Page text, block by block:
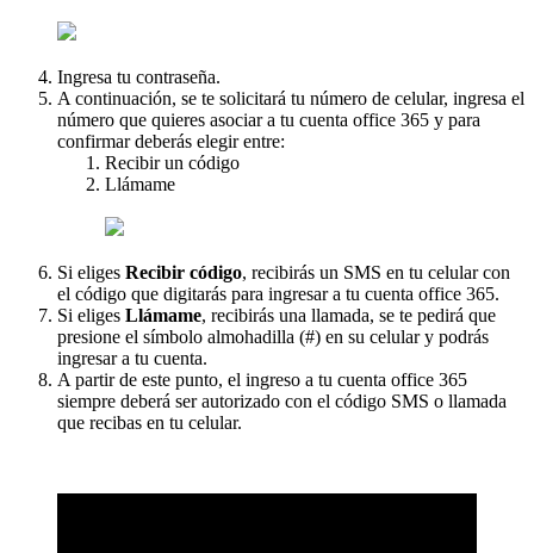
Ingresa tu contraseña.
A continuación, se te solicitará tu número de celular, ingresa el
número que quieres asociar a tu cuenta office 365 y para
confirmar deberás elegir entre:
Recibir un código
Llámame
Si eliges Recibir código, recibirás un SMS en tu celular con
el código que digitarás para ingresar a tu cuenta office 365.
Si eliges Llámame, recibirás una llamada, se te pedirá que
presione el símbolo almohadilla (#) en su celular y podrás
ingresar a tu cuenta.
A partir de este punto, el ingreso a tu cuenta office 365
siempre deberá ser autorizado con el código SMS o llamada
que recibas en tu celular.